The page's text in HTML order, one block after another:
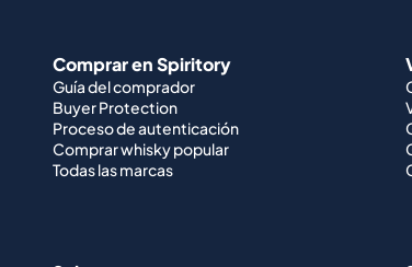
Comprar en Spiritory
Guía del comprador
Buyer Protection
Proceso de autenticación
Comprar whisky popular
Todas las marcas